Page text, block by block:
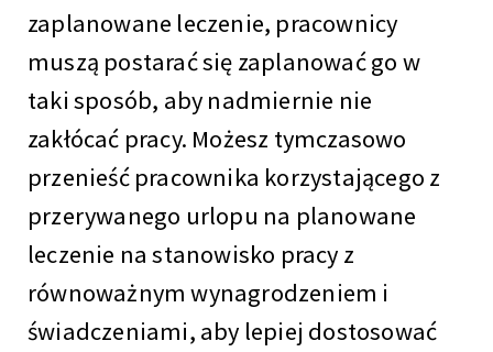
zaplanowane leczenie, pracownicy
muszą postarać się zaplanować go w
taki sposób, aby nadmiernie nie
zakłócać pracy. Możesz tymczasowo
przenieść pracownika korzystającego z
przerywanego urlopu na planowane
leczenie na stanowisko pracy z
równoważnym wynagrodzeniem i
świadczeniami, aby lepiej dostosować